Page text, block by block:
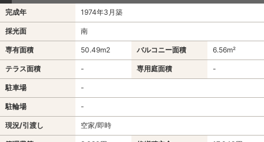
完成年 1974年3月築
採光面 南
専有面積 50.49m2 バルコニー面積 6.56m²
テラス面積 - 専用庭面積 -
駐車場 -
駐輪場 -
現況/引渡し 空家/即時